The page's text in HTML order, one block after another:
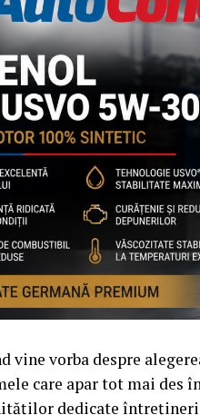
vine vorba despre
care apar tot mai des
dedicate